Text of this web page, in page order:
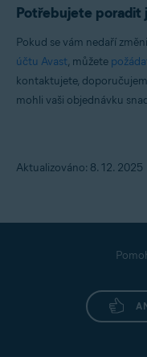
Potřebujete poradit
Pokud se vám nedaří
účtu Avast, můžete
kontaktujete,
mohli vaši objednávku
Aktualizováno: 8. 12. 2025